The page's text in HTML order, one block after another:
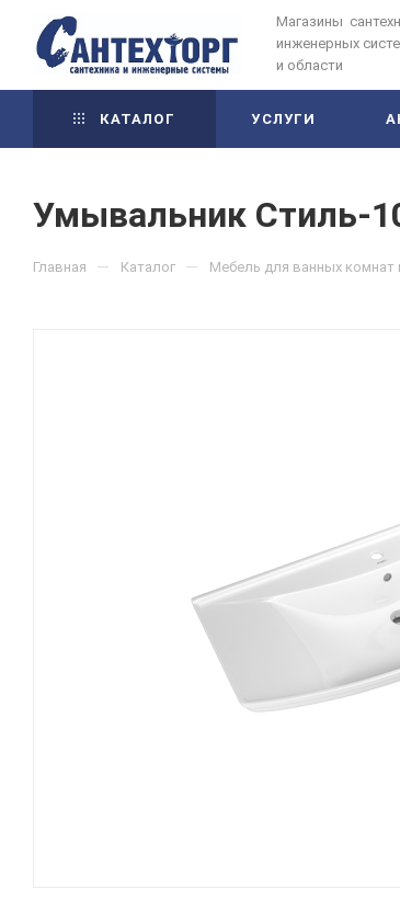
Магазины
инженерных
и области
КАТАЛОГ УСЛУГИ
Умывальник Стиль-
Главная — Каталог — Мебель для ванных комнат